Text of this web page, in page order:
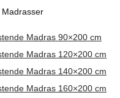
Madras 90×200 cm
Madras 120×200 cm
Madras 140×200 cm
Madras 160×200 cm